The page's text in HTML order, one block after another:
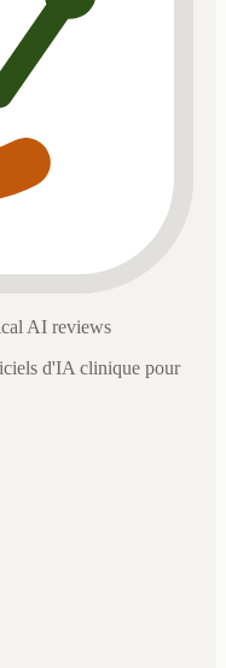
AI reviews
d'IA clinique pour